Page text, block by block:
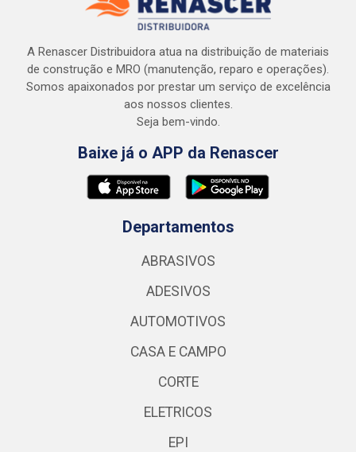
A Renascer Distribuidora atua na distribuição de materiais
de construção e MRO (manutenção, reparo e operações).
Somos apaixonados por prestar um serviço de excelência
aos nossos clientes.
Seja bem-vindo.
Baixe já o APP da Renascer
Departamentos
ABRASIVOS
ADESIVOS
AUTOMOTIVOS
CASA E CAMPO
CORTE
ELETRICOS
EPI